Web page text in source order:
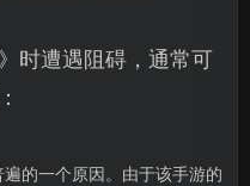
时遭遇阻碍，通常可
的一个原因。由于该手游的